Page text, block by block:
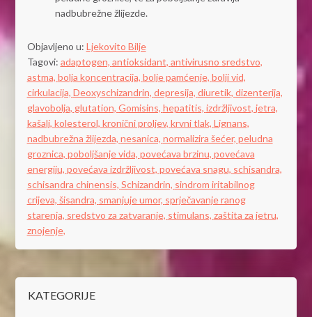
nadbubrežne žlijezde.
Objavljeno u: Ljekovito Bilje
Tagovi: adaptogen, antioksidant, antivirusno sredstvo,
astma, bolja koncentracija, bolje pamćenje, bolji vid,
cirkulacija, Deoxyschizandrin, depresija, diuretik, dizenterija,
glavobolja, glutation, Gomisins, hepatitis, izdržljivost, jetra,
kašalj, kolesterol, kronični proljev, krvni tlak, Lignans,
nadbubrežna žlijezda, nesanica, normalizira šećer, peludna
groznica, poboljšanje vida, povećava brzinu, povećava
energiju, povećava izdržljivost, povećava snagu, schisandra,
schisandra chinensis, Schizandrin, sindrom iritabilnog
crijeva, šisandra, smanjuje umor, sprječavanje ranog
starenja, sredstvo za zatvaranje, stimulans, zaštita za jetru,
znojenje,
KATEGORIJE